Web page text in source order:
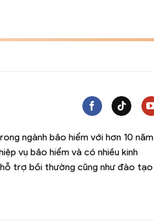
ngành bảo hiểm với hơn 10 năm
vụ bảo hiểm và có nhiều kinh
trợ bồi thường cũng như đào tạo